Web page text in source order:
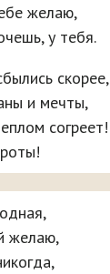
желаю,
у тебя.
скорее,
и мечты,
согреет!
желаю,